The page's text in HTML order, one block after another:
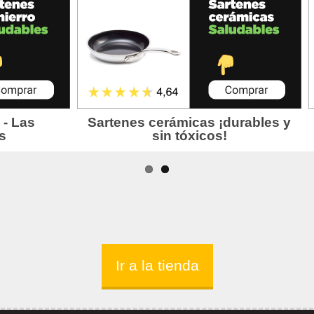
Ir a la tienda